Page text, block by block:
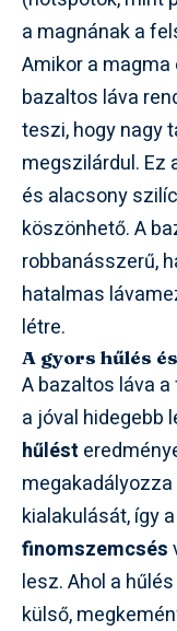
a magnának a
Amikor a
bazaltos láva
teszi, hogy nagy
megszilárdul. Ez
és alacsony
köszönhető. A
robbanásszerű,
hatalmas
létre.
A gyors hűlés
A bazaltos láva
a jóval hidegebb
hűlést
kialakulását, így
finomszemcsés
lesz. Ahol a
külső,